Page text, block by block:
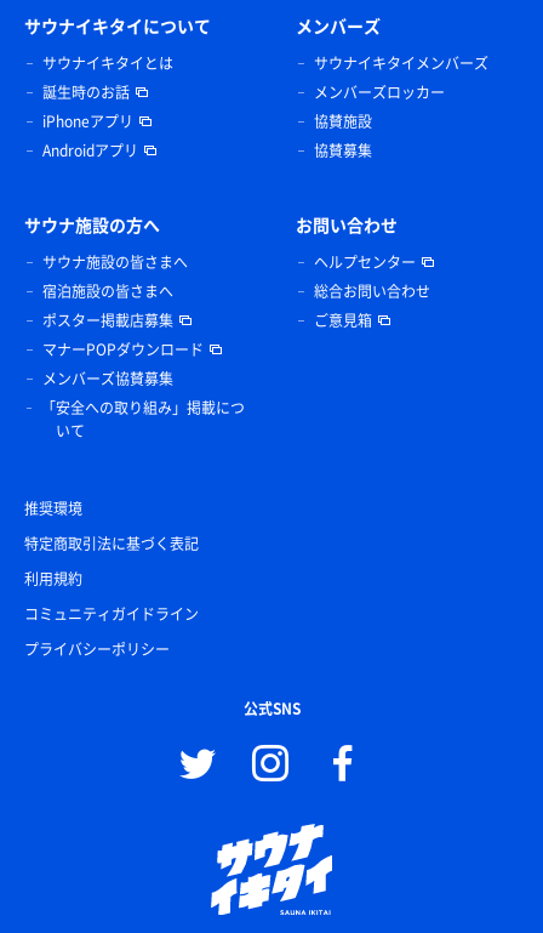
サウナイキタイについて
サウナイキタイとは
誕生時のお話
iPhoneアプリ
Androidアプリ
メンバーズ
サウナイキタイメンバーズ
メンバーズロッカー
協賛施設
協賛募集
サウナ施設の方へ
サウナ施設の皆さまへ
宿泊施設の皆さまへ
ポスター掲載店募集
マナーPOPダウンロード
メンバーズ協賛募集
「安全への取り組み」掲載につ
いて
お問い合わせ
ヘルプセンター
総合お問い合わせ
ご意見箱
推奨環境
特定商取引法に基づく表記
利用規約
コミュニティガイドライン
プライバシーポリシー
公式SNS